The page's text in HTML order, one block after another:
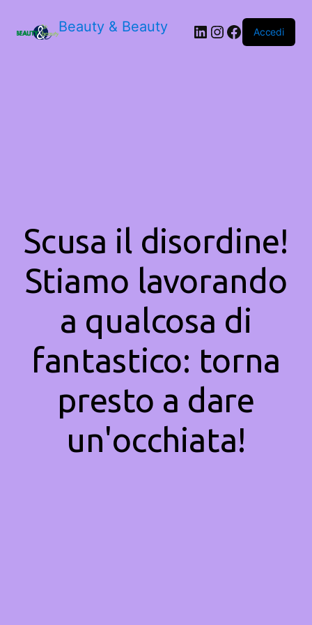
Beauty & Beauty LinkedIn
Instagram
Facebook
Accedi
Scusa il disordine!
Stiamo lavorando
a qualcosa di
fantastico: torna
presto a dare
un'occhiata!